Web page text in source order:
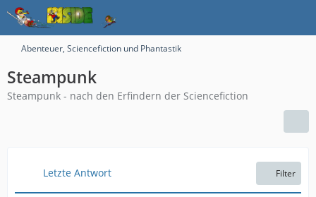
Abenteuer, Sciencefiction und Phantastik
Steampunk
Steampunk - nach den Erfindern der Sciencefiction
Letzte Antwort Filter